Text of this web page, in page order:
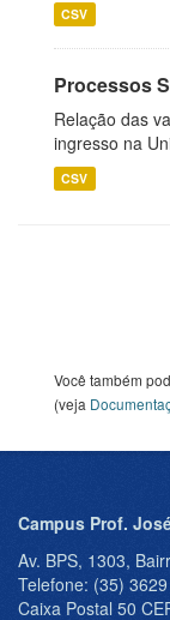
CSV
Processos
Relação das
ingresso na
CSV
Você também
(veja
Campus Prof.
Av. BPS, 1303,
Telefone: (35)
Caixa Postal 50